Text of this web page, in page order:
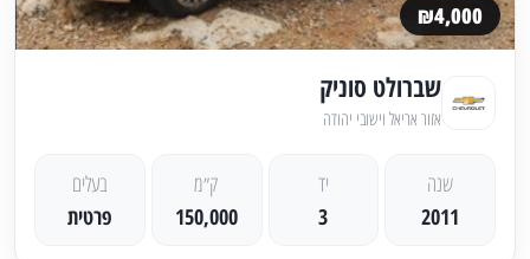
₪4,000
שברולט סוניק
אזור אריאל וישובי יהודה
שנה
2011
יד
3
ק״מ
150,000
בעלים
פרטית